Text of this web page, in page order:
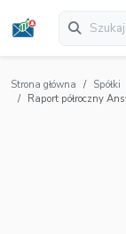
Strona główna Spółki
Raport półroczny